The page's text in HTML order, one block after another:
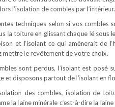
l’isolation de combles par l’intérieur.
techniques selon si vos combles
la toiture en glissant chaque lé sous
et l’isolant ce qui amènerait de
mettre le revêtement de votre choix.
sont perdus, l’isolant est posé
et disposons partout de l’isolant en
des combles, isolation de
la laine minérale c’est-à-dire la